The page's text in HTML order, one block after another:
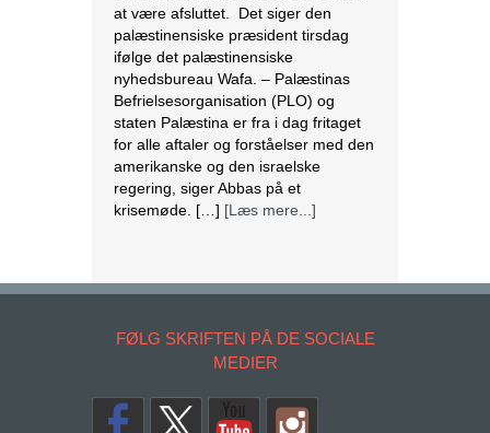
at være afsluttet. Det siger den
palæstinensiske præsident tirsdag
ifølge det palæstinensiske
nyhedsbureau Wafa. – Palæstinas
Befrielsesorganisation (PLO) og
staten Palæstina er fra i dag fritaget
for alle aftaler og forståelser med den
amerikanske og den israelske
regering, siger Abbas på et
krisemøde. […] [Læs mere...]
Det er nu muligt at følge
på Dansk Bibel-Institut (DBI) i nogle
fag via internettet Det giver en ny
teologi på DBI, men som ikke har
mulighed for at være til stede ved
FØLG SKRIFTEN PÅ DE SOCIALE
MEDIER